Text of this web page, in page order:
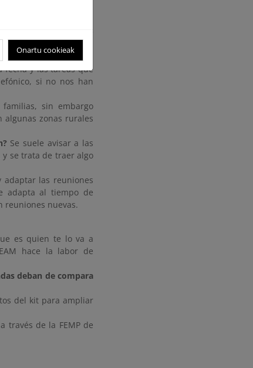
por temáticas. Una
fecha y las tareas que
si no nos han
sin embargo
algunas zonas rurales
Se suele avisar a las
se trata de traer algo
adaptar las reuniones
adapta al tiempo de
reuniones nuevas.
es quien te lo va a
hace la labor de
deban de compara
del kit para ampliar
través de la FEMP de
Onartu cookieak